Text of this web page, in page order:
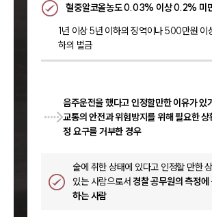
혈중알코올농도 0.03% 이상 0.2% 미
1년 이상 5년 이하의 징역이나 500만원 이
하의 벌금
음주운전을 했다고 인정할만한 이유가 있
교통의 안전과 위험방지를 위해 필요한
정 요구를 거부한 경우
술에 취한 상태에 있다고 인정할 만한
있는 사람으로서경찰 공무원의 측정에
하는 사람